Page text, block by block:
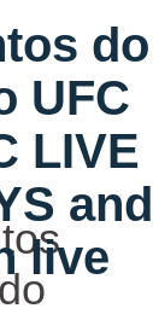
do
UFC
LIVE
and
live